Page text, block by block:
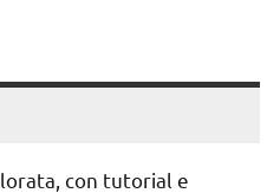
con tutorial e